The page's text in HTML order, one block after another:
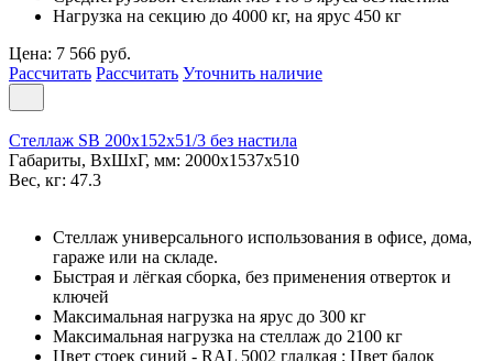
Нагрузка на секцию до 4000 кг, на ярус 450 кг
Цена: 7 566 руб.
Рассчитать Рассчитать Уточнить наличие
Стеллаж SB 200x152x51/3 без настила
Габариты, ВxШxГ, мм: 2000x1537x510
Вес, кг: 47.3
Стеллаж универсального использования в офисе, дома,
гараже или на складе.
Быстрая и лёгкая сборка, без применения отверток и
ключей
Максимальная нагрузка на ярус до 300 кг
Максимальная нагрузка на стеллаж до 2100 кг
Цвет стоек синий - RAL 5002 гладкая ; Цвет балок